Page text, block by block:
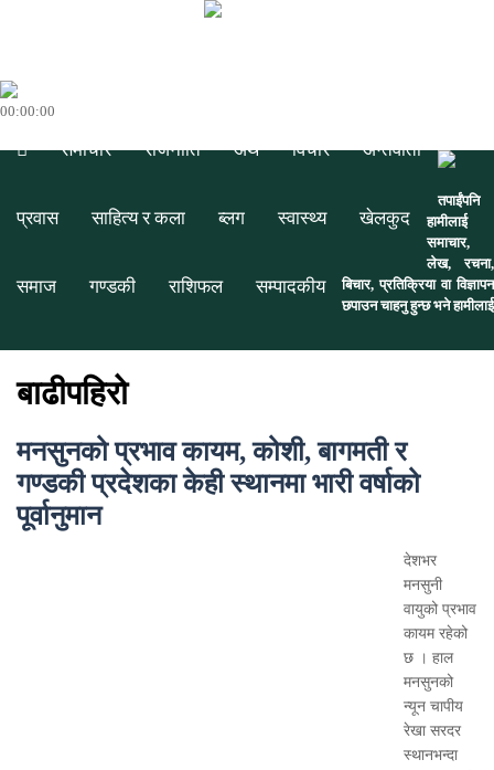
00:00:00
समाचार राजनीति अर्थ विचार अन्तर्वार्ता
प्रवास साहित्य र कला ब्लग स्वास्थ्य खेलकुद
समाज गण्डकी राशिफल सम्पादकीय
बाढीपहिरो
मनसुनको प्रभाव कायम, कोशी, बागमती र
गण्डकी प्रदेशका केही स्थानमा भारी वर्षाको
पूर्वानुमान
देशभर
मनसुनी
वायुको प्रभाव
कायम रहेको
छ । हाल
मनसुनको
न्यून चापीय
रेखा सरदर
स्थानभन्दा
तपाईंपनि
हामीलाई
समाचार,
लेख, रचना,
बिचार, प्रतिक्रिया वा विज्ञापन
छपाउन चाहनु हुन्छ भने हामीलाई